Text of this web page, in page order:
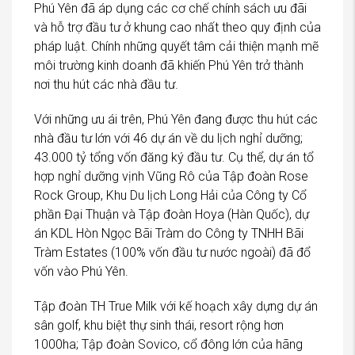
Phú Yên đã áp dụng các cơ chế chính sách ưu đãi
và hỗ trợ đầu tư ở khung cao nhất theo quy định của
pháp luật. Chính những quyết tâm cải thiện mạnh mẽ
môi trường kinh doanh đã khiến Phú Yên trở thành
nơi thu hút các nhà đầu tư.
Với những ưu ái trên, Phú Yên đang được thu hút các
nhà đầu tư lớn với 46 dự án về du lịch nghỉ dưỡng;
43.000 tỷ tổng vốn đăng ký đầu tư. Cụ thể, dự án tổ
hợp nghỉ dưỡng vịnh Vũng Rô của Tập đoàn Rose
Rock Group, Khu Du lịch Long Hải của Công ty Cổ
phần Đại Thuận và Tập đoàn Hoya (Hàn Quốc), dự
án KDL Hòn Ngọc Bãi Tràm do Công ty TNHH Bãi
Tràm Estates (100% vốn đầu tư nước ngoài) đã đổ
vốn vào Phú Yên.
Tập đoàn TH True Milk với kế hoạch xây dựng dự án
sân golf, khu biệt thự sinh thái, resort rộng hơn
1000ha; Tập đoàn Sovico, cổ đông lớn của hãng